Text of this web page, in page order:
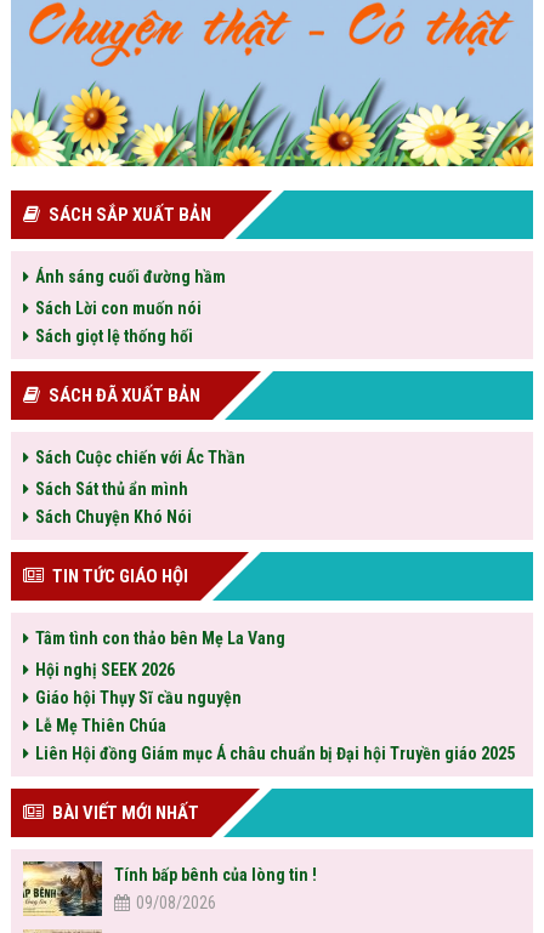
SÁCH SẮP XUẤT BẢN
Ánh sáng cuối đường hầm
Sách Lời con muốn nói
Sách giọt lệ thống hối
SÁCH ĐÃ XUẤT BẢN
Sách Cuộc chiến với Ác Thần
Sách Sát thủ ẩn mình
Sách Chuyện Khó Nói
TIN TỨC GIÁO HỘI
Tâm tình con thảo bên Mẹ La Vang
Hội nghị SEEK 2026
Giáo hội Thụy Sĩ cầu nguyện
Lễ Mẹ Thiên Chúa
Liên Hội đồng Giám mục Á châu chuẩn bị Đại hội Truyền giáo 2025
BÀI VIẾT MỚI NHẤT
Tính bấp bênh của lòng tin !
09/08/2026